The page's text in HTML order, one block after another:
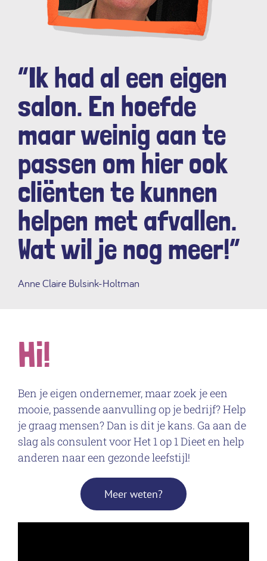
Meld je aan
Contact
“Ik had al een eigen
salon. En hoefde
maar weinig aan te
passen om hier ook
cliënten te kunnen
helpen met afvallen.
Wat wil je nog meer!”
Anne Claire Bulsink-Holtman
Hi!
Ben je eigen ondernemer, maar zoek je een
mooie, passende aanvulling op je bedrijf? Help
je graag mensen? Dan is dit je kans. Ga aan de
slag als consulent voor Het 1 op 1 Dieet en help
anderen naar een gezonde leefstijl!
Meer weten?